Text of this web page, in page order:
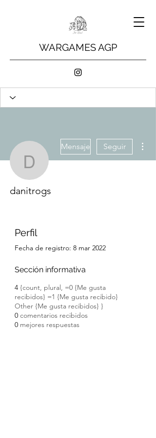
WARGAMES AGP
danitrogs
Mensaje Seguir
danitrogs
Perfil
Fecha de registro: 8 mar 2022
Sección informativa
4 {count, plural, =0 {Me gusta
recibidos} =1 {Me gusta recibido}
Other {Me gusta recibidos} }
0 comentarios recibidos
0 mejores respuestas